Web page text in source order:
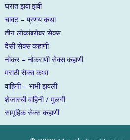
घरात झवा झवी
चावट – प्रणय कथा
तीन लोकांबरोबर सेक्स
देसी सेक्स कहाणी
नोकर – नोकराणी सेक्स कहाणी
मराठी सेक्स कथा
वाहिनी – भाभी झवली
शेजारची वाहिनी / मुलगी
सामूहिक सेक्स कहाणी